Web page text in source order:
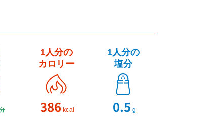
1人分の
カロリー
386 kcal
1人分の
塩分
0.5 g